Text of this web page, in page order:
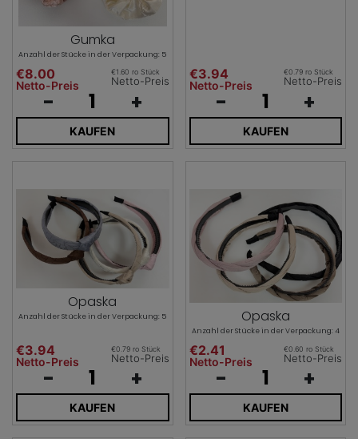
Gumka
Anzahl der Stücke in der Verpackung: 5
€8.00
Netto-Preis
€1.60 ro Stück
Netto-Preis
- +
KAUFEN
€3.94
Netto-Preis
€0.79 ro Stück
Netto-Preis
- +
KAUFEN
Opaska
Anzahl der Stücke in der Verpackung: 5
€3.94
Netto-Preis
€0.79 ro Stück
Netto-Preis
- +
KAUFEN
Opaska
Anzahl der Stücke in der Verpackung: 4
€2.41
Netto-Preis
€0.60 ro Stück
Netto-Preis
- +
KAUFEN